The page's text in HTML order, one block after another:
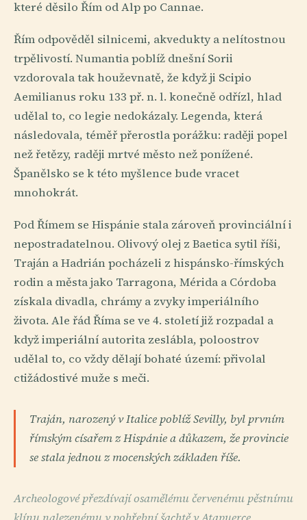
které děsilo Řím od Alp po Cannae.
Řím odpověděl silnicemi, akvedukty a nelítostnou
trpělivostí. Numantia poblíž dnešní Sorii
vzdorovala tak houževnatě, že když ji Scipio
Aemilianus roku 133 př. n. l. konečně odřízl, hlad
udělal to, co legie nedokázaly. Legenda, která
následovala, téměř přerostla porážku: raději popel
než řetězy, raději mrtvé město než ponížené.
Španělsko se k této myšlence bude vracet
mnohokrát.
Pod Římem se Hispánie stala zároveň provinciální i
nepostradatelnou. Olivový olej z Baetica sytil říši,
Traján a Hadrián pocházeli z hispánsko-římských
rodin a města jako Tarragona, Mérida a Córdoba
získala divadla, chrámy a zvyky imperiálního
života. Ale řád Říma se ve 4. století již rozpadal a
když imperiální autorita zeslábla, poloostrov
udělal to, co vždy dělají bohaté území: přivolal
ctižádostivé muže s meči.
Traján, narozený v Italice poblíž Sevilly, byl prvním
římským císařem z Hispánie a důkazem, že provincie
se stala jednou z mocenských základen říše.
Archeologové přezdívají osamělému červenému pěstnímu